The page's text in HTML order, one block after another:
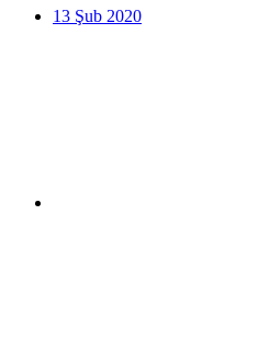
13 Şub 2020